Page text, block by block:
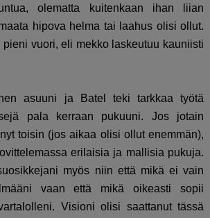
olematta kuitenkaan ihan liian
hipova helma tai laahus olisi ollut.
pieni vuori, eli mekko laskeutuu kauniisti
asuuni ja Batel teki tarkkaa työtä
pala kerraan pukuuni. Jos jotain
toisin (jos aikaa olisi ollut enemmän),
erilaisia ja mallisia pukuja.
myös niin että mikä ei vain
vaan että mikä oikeasti sopii
Visioni olisi saattanut tässä